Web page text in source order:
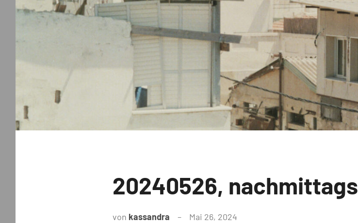
Uncategorized
20240526, nachmittags
von kassandra Mai 26, 2024